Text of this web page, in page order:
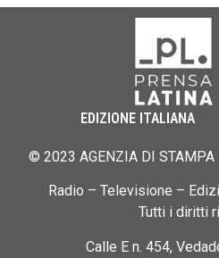
EDIZIONE ITALIANA
© 2023 AGENZIA DI STAMPA
Radio – Televisione –
Tutti i diritti
Calle E n. 454,